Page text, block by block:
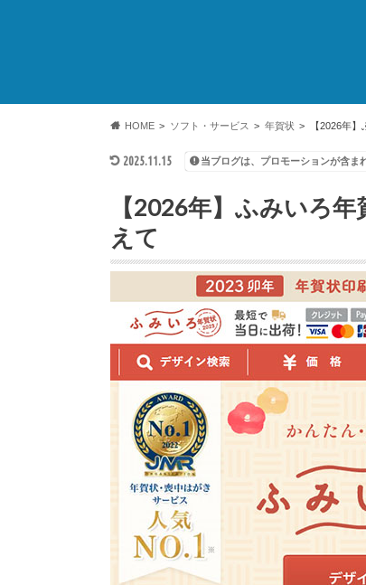
HOME ソフト・サービス 年賀状 【2026年
2025.11.15 当ブログは、プロモーションが含ま
【2026年】ふみいろ
えて